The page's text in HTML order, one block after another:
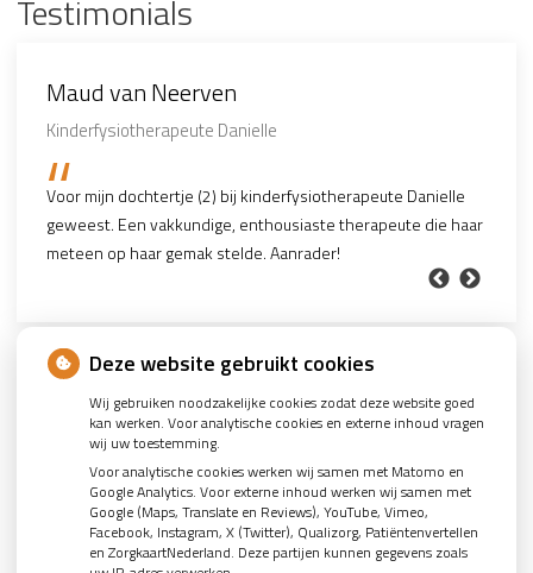
Testimonials
Maud van Neerven
Kinderfysiotherapeute Danielle
Voor mijn dochtertje (2) bij kinderfysiotherapeute Danielle
geweest. Een vakkundige, enthousiaste therapeute die haar
meteen op haar gemak stelde. Aanrader!
Det Adelaars
Zeer tevreden
Heel goed geholpen, verschillende therapeuten gehad, voor
verschillende blessures, zeer tevreden.
Jurriaan Nolles
Marathon
Jur Gerris heeft me van 2 blessures geholpen. Ik kan me nu
richten op de marathon van Amsterdam.
Anne van de pol
Professionneel
Dankjewel Jos dat ik heel snel weer kon lopen wat door een
hersenvliesontsteking niet meer kon. Professionele en
goede manier van werken.
Anoniem
Zeer deskundig
Ik ben nu tweemaal bij Arthur geweest voor een
sportblessure. Zeer deskundig en goed begeleid! Snel weer
hersteld en goede uitleg voor oefeningen thuis.
U heeft geen toestemming gegeven voor
inhouddie nodig is om dit te zien.
Cookie-instellingen wijzigen
Deze website gebruikt cookies
Wij gebruiken noodzakelijke cookies zodat deze website goed
kan werken. Voor analytische cookies en externe inhoud vragen
wij uw toestemming.
Voor analytische cookies werken wij samen met Matomo en
Google Analytics. Voor externe inhoud werken wij samen met
Google (Maps, Translate en Reviews), YouTube, Vimeo,
Facebook, Instagram, X (Twitter), Qualizorg, Patiëntenvertellen
en ZorgkaartNederland. Deze partijen kunnen gegevens zoals